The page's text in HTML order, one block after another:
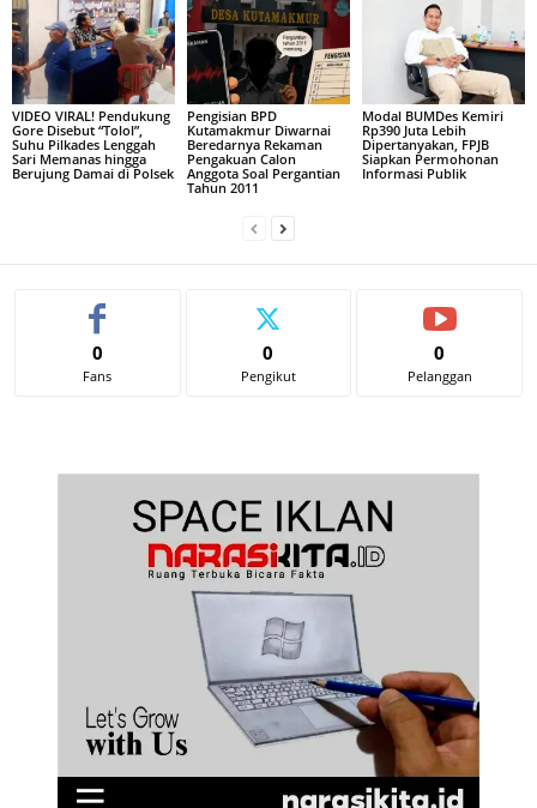
VIDEO VIRAL! Pendukung
Gore Disebut “Tolol”,
Suhu Pilkades Lenggah
Sari Memanas hingga
Berujung Damai di Polsek
Pengisian BPD
Kutamakmur Diwarnai
Beredarnya Rekaman
Pengakuan Calon
Anggota Soal Pergantian
Tahun 2011
Modal BUMDes Kemiri
Rp390 Juta Lebih
Dipertanyakan, FPJB
Siapkan Permohonan
Informasi Publik
0
Fans
0
Pengikut
0
Pelanggan